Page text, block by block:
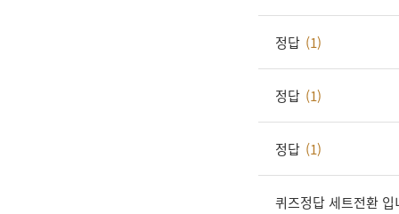
정답 (1)
정답 (1)
정답 (1)
퀴즈정답 세트전환 입